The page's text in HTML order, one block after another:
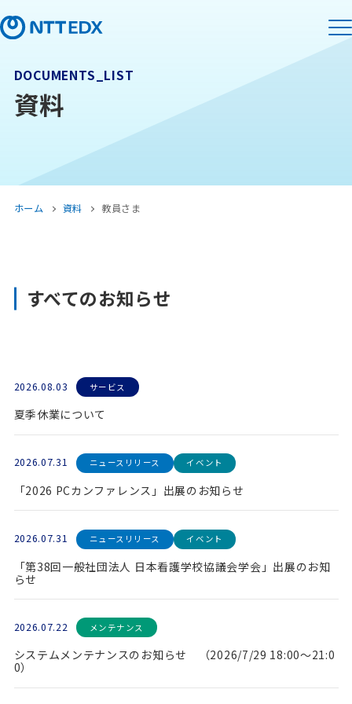
DOCUMENTS_LIST
資料
ホーム 資料 教員さま
すべてのお知らせ
2026.08.03 サービス
夏季休業について
2026.07.31 ニュースリリース イベント
「2026 PCカンファレンス」出展のお知らせ
2026.07.31 ニュースリリース イベント
「第38回一般社団法人 日本看護学校協議会学会」出展のお知
らせ
2026.07.22 メンテナンス
システムメンテナンスのお知らせ （2026/7/29 18:00～21:0
0）